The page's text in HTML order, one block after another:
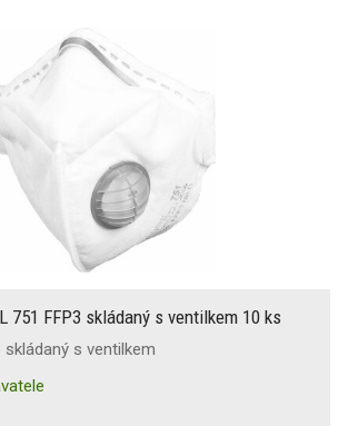
751 FFP3 skládaný s ventilkem 10 ks
skládaný s ventilkem